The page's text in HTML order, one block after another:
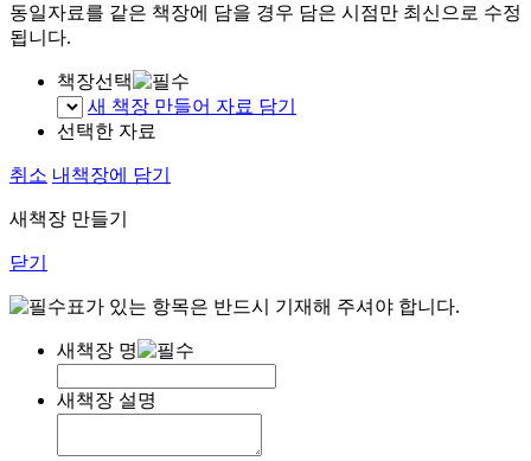
동일자료를 같은 책장에 담을 경우 담은 시점만 최신으로 수정
됩니다.
책장선택
새 책장 만들어 자료 담기
선택한 자료
취소 내책장에 담기
새책장 만들기
닫기
표가 있는 항목은 반드시 기재해 주셔야 합니다.
새책장 명
새책장 설명